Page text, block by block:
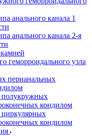
анального канала 1
анального канала 2-я
геморроидального узла
перианальных
полукружных
кондилом
кондилом